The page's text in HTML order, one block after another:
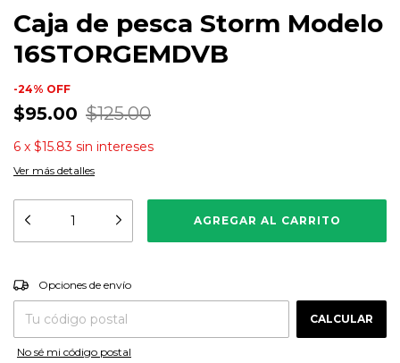
Caja de pesca Storm Modelo
16STORGEMDVB
-24% OFF
$95.00 $125.00
6 x $15.83 sin intereses
Ver más detalles
Entregas para el CP:
Opciones de envío
CALCULAR
No sé mi código postal